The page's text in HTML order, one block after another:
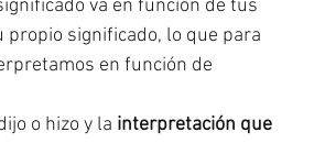
va en función de tus
propio significado, lo que para
en función de
o hizo y la interpretación que